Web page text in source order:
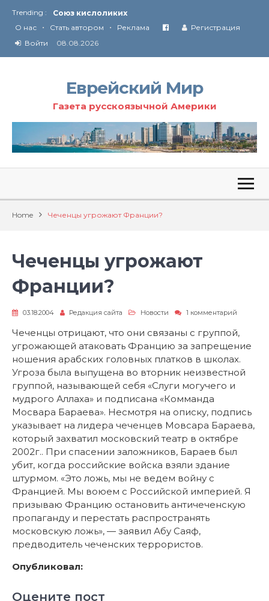
Trending :
Союз кислоликих
Соглашение США с Ираном
Технология Революции в Иране
О нас • Стать автором • Реклама
Регистрация
Войти
08.08.2026
Еврейский Мир
Газета русскоязычной Америки
Home Чеченцы угрожают Франции?
Чеченцы угрожают
Франции?
03.18.2004 Редакция сайта Новости 1 комментарий
Чеченцы
угрожают
Чеченцы отрицают, что они связаны с группой,
угрожающей атаковать Францию за запрещение
ношения арабских головных платков в школах.
Угроза была выпущена во вторник неизвестной
группой, называющей себя «Слуги могучего и
мудрого Аллаха» и подписана «Комманда
Мосвара Бараева». Несмотря на описку, подпись
указывает на лидера чеченцев Мовсара Бараева,
который захватил московский театр в октябре
2002г.. При спасении заложников, Бараев был
убит, когда российские войска взяли здание
штурмом. «Это ложь, мы не ведем войну с
Францией. Мы воюем с Российской империей. Я
призываю Францию остановить античеченскую
пропаганду и перестать распространять
московскую ложь», — заявил Абу Саяф,
предводитель чеченских террористов.
Опубликовал:
Оцените пост